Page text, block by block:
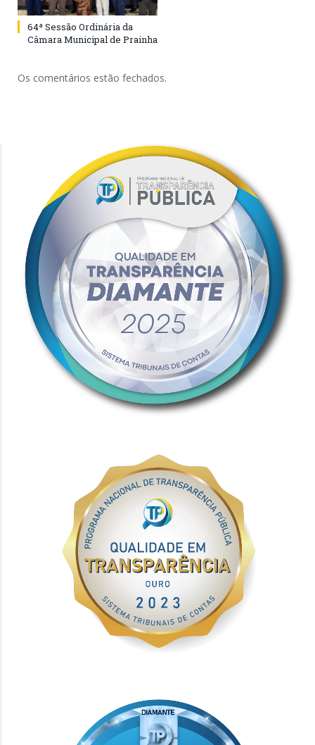
64ª Sessão Ordinária da
Câmara Municipal de Prainha
Os comentários estão fechados.